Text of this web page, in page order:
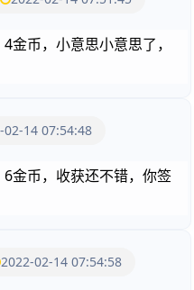
金币，小意思小意思了，
02-14 07:54:48
金币，收获还不错，你签
2022-02-14 07:54:58